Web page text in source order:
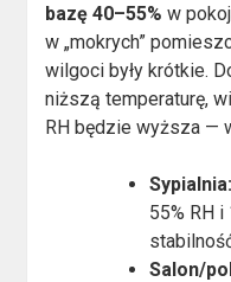
bazę 40–55% w
w „mokrych”
wilgoci były krótkie.
niższą temperaturę,
RH będzie wyższa —
Sypialnia:
55% RH
Salon/